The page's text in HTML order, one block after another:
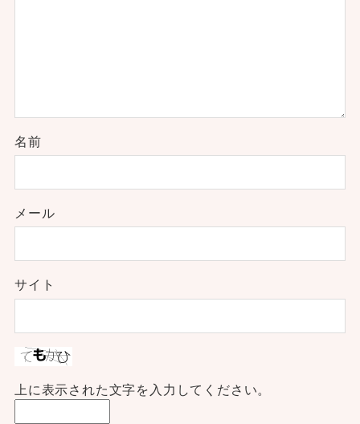
名前
メール
サイト
上に表示された文字を入力してください。